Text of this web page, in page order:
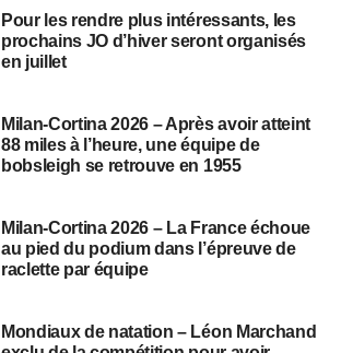
Pour les rendre plus intéressants, les
prochains JO d’hiver seront organisés
en juillet
Milan-Cortina 2026 – Après avoir atteint
88 miles à l’heure, une équipe de
bobsleigh se retrouve en 1955
Milan-Cortina 2026 – La France échoue
au pied du podium dans l’épreuve de
raclette par équipe
Mondiaux de natation – Léon Marchand